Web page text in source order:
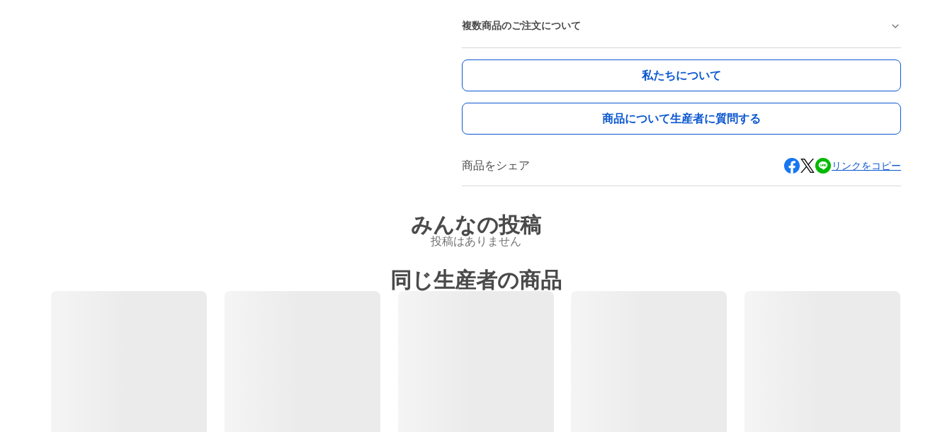
複数商品のご注文について
私たちについて
商品について生産者に質問する
商品をシェア リンクをコピー
みんなの投稿
投稿はありません
同じ生産者の商品